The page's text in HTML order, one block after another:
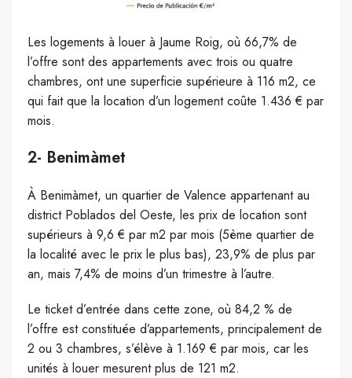
Les logements à louer à Jaume Roig, où 66,7% de
l’offre sont des appartements avec trois ou quatre
chambres, ont une superficie supérieure à 116 m2, ce
qui fait que la location d’un logement coûte 1.436 € par
mois.
2- Benimàmet
À Benimàmet, un quartier de Valence appartenant au
district Poblados del Oeste, les prix de location sont
supérieurs à 9,6 € par m2 par mois (5ème quartier de
la localité avec le prix le plus bas), 23,9% de plus par
an, mais 7,4% de moins d’un trimestre à l’autre.
Le ticket d’entrée dans cette zone, où 84,2 % de
l’offre est constituée d’appartements, principalement de
2 ou 3 chambres, s’élève à 1.169 € par mois, car les
unités à louer mesurent plus de 121 m2.